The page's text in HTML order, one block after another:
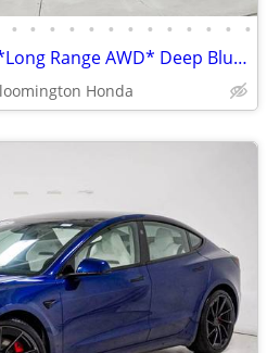
• • • • • • • • • • • • •
2023 *Tesla* *Model Y* *Long Range AWD* Deep Blue Me
Honda